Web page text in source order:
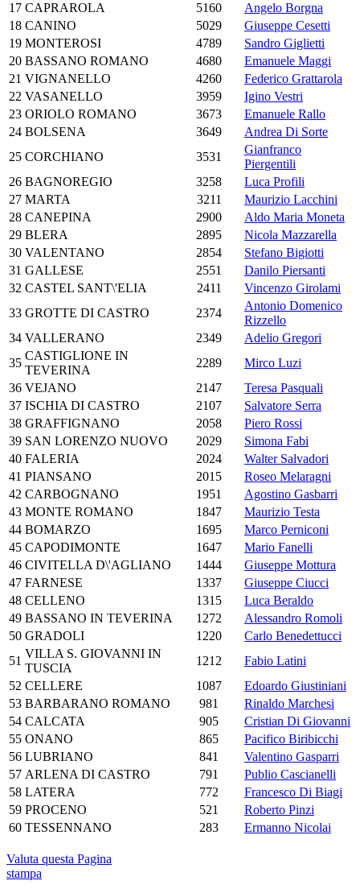
17 CAPRAROLA 5160
Angelo Borgna
18 CANINO 5029
Giuseppe Cesetti
19 MONTEROSI 4789
Sandro Giglietti
20 BASSANO ROMANO 4680
Emanuele Maggi
21 VIGNANELLO 4260
Federico Grattarola
22 VASANELLO 3959
Igino Vestri
23 ORIOLO ROMANO 3673
Emanuele Rallo
24 BOLSENA 3649
Andrea Di Sorte
25 CORCHIANO 3531
Gianfranco
Piergentili
26 BAGNOREGIO 3258
Luca Profili
27 MARTA 3211
Maurizio Lacchini
28 CANEPINA 2900
Aldo Maria Moneta
29 BLERA 2895
Nicola Mazzarella
30 VALENTANO 2854
Stefano Bigiotti
31 GALLESE 2551
Danilo Piersanti
32 CASTEL SANT\'ELIA 2411
Vincenzo Girolami
33 GROTTE DI CASTRO 2374
Antonio Domenico
Rizzello
34 VALLERANO 2349
Adelio Gregori
35
CASTIGLIONE IN
TEVERINA
2289
Mirco Luzi
36 VEJANO 2147
Teresa Pasquali
37 ISCHIA DI CASTRO 2107
Salvatore Serra
38 GRAFFIGNANO 2058
Piero Rossi
39 SAN LORENZO NUOVO 2029
Simona Fabi
40 FALERIA 2024
Walter Salvadori
41 PIANSANO 2015
Roseo Melaragni
42 CARBOGNANO 1951
Agostino Gasbarri
43 MONTE ROMANO 1847
Maurizio Testa
44 BOMARZO 1695
Marco Perniconi
45 CAPODIMONTE 1647
Mario Fanelli
46 CIVITELLA D\'AGLIANO 1444
Giuseppe Mottura
47 FARNESE 1337
Giuseppe Ciucci
48 CELLENO 1315
Luca Beraldo
49 BASSANO IN TEVERINA 1272
Alessandro Romoli
50 GRADOLI 1220
Carlo Benedettucci
51
VILLA S. GIOVANNI IN
TUSCIA
1212
Fabio Latini
52 CELLERE 1087
Edoardo Giustiniani
53 BARBARANO ROMANO 981
Rinaldo Marchesi
54 CALCATA 905
Cristian Di Giovanni
55 ONANO 865
Pacifico Biribicchi
56 LUBRIANO 841
Valentino Gasparri
57 ARLENA DI CASTRO 791
Publio Cascianelli
58 LATERA 772
Francesco Di Biagi
59 PROCENO 521
Roberto Pinzi
60 TESSENNANO 283 Ermanno Nicolai
Valuta questa Pagina
stampa